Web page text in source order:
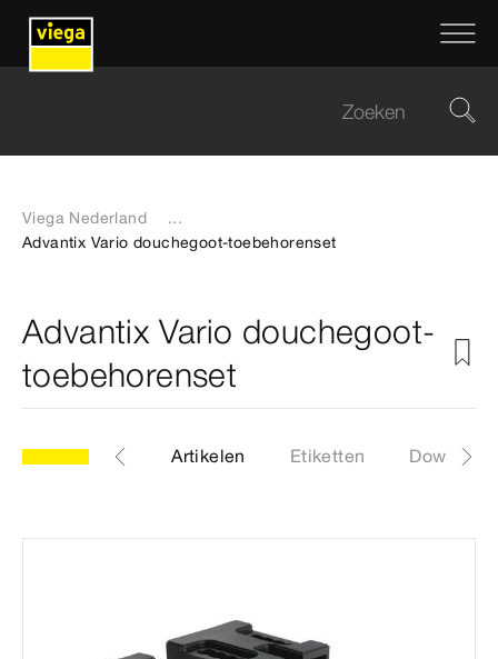
Viega Nederland
...
Advantix Vario douchegoot-toebehorenset
Advantix Vario douchegoot-
toebehorenset
model 4965.80 Artikelen Etiketten